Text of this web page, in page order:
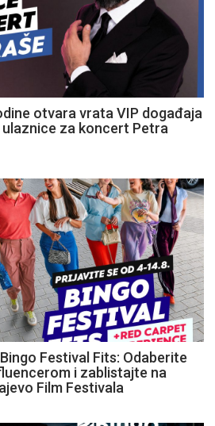
otvara vrata VIP događaja
za koncert Petra
Festival Fits: Odaberite
i zablistajte na
Film Festivala